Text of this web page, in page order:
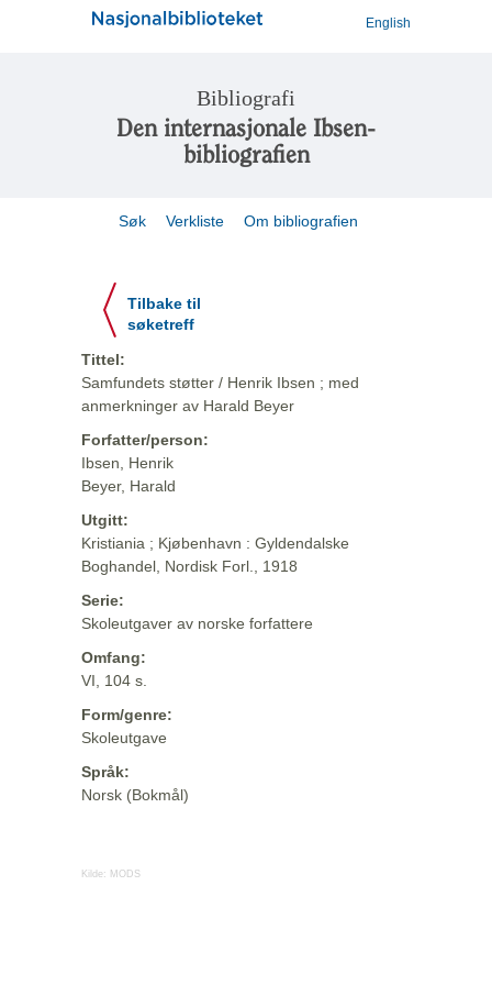
English
Bibliografi
Den internasjonale Ibsen-
bibliografien
Søk Verkliste Om bibliografien
Tilbake til
søketreff
Tittel:
Samfundets støtter / Henrik Ibsen ; med
anmerkninger av Harald Beyer
Forfatter/person:
Ibsen, Henrik
Beyer, Harald
Utgitt:
Kristiania ; Kjøbenhavn : Gyldendalske
Boghandel, Nordisk Forl., 1918
Serie:
Skoleutgaver av norske forfattere
Omfang:
VI, 104 s.
Form/genre:
Skoleutgave
Språk:
Norsk (Bokmål)
Kilde: MODS